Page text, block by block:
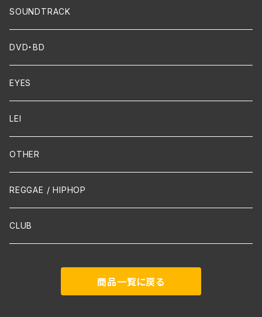
Dixie / New Orleans
FUNK
Flute
Violin
Cello
Guitar / Ukulele
Mandolin
声楽
吹奏楽
Contemporary / Avangarde
SOUNDTRACK
DVD・BD
EYES
LEI
OTHER
REGGAE / HIPHOP
CLUB
商品一覧に戻る